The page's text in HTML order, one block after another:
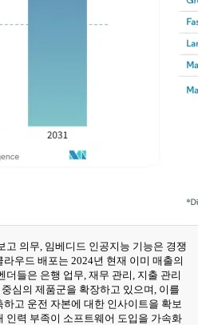
고 의무, 임베디드 인공지능 기능은 경쟁
우드 배포는 2024년 현재 이미 매출의
더들은 은행 업무, 재무 관리, 지출 관리
심의 제품군을 확장하고 있으며, 이를
고 운전 자본에 대한 인사이트을 확보
인력 부족이 소프트웨어 도입을 가속화